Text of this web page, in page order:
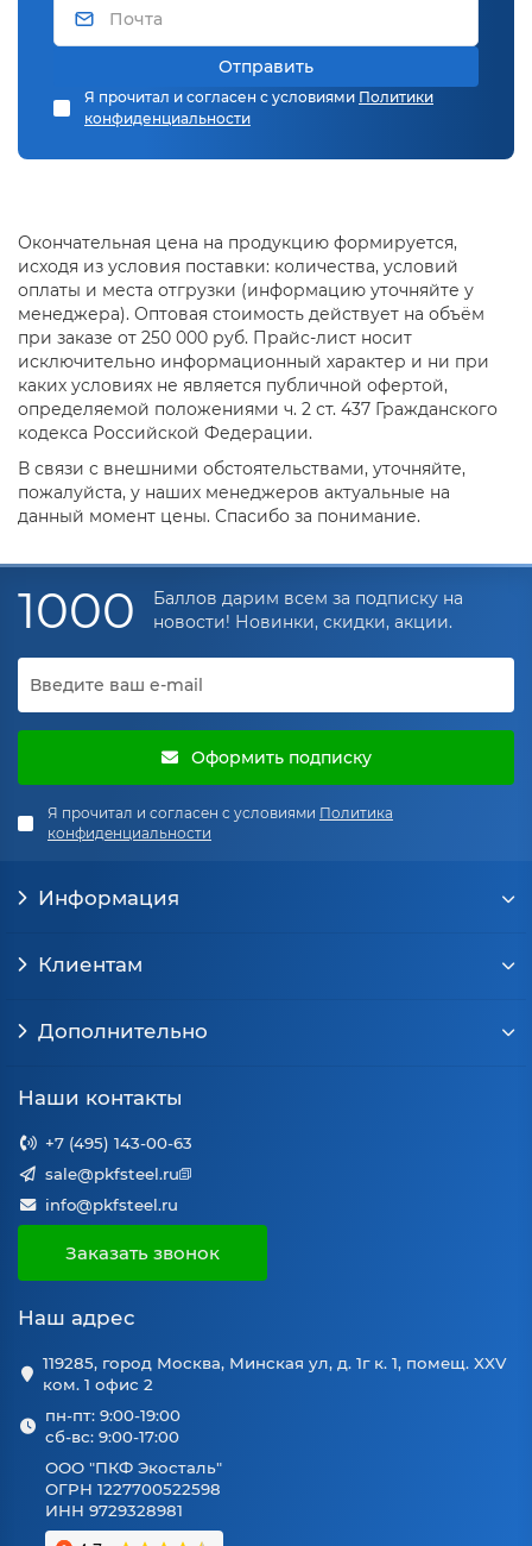
Отправить
Я прочитал и согласен с условиями Политики
конфиденциальности
Окончательная цена на продукцию формируется,
исходя из условия поставки: количества, условий
оплаты и места отгрузки (информацию уточняйте у
менеджера). Оптовая стоимость действует на объём
при заказе от 250 000 руб. Прайс-лист носит
исключительно информационный характер и ни при
каких условиях не является публичной офертой,
определяемой положениями ч. 2 ст. 437 Гражданского
кодекса Российской Федерации.
В связи с внешними обстоятельствами, уточняйте,
пожалуйста, у наших менеджеров актуальные на
данный момент цены. Спасибо за понимание.
1000
Баллов дарим всем за подписку на
новости! Новинки, скидки, акции.
Оформить подписку
Я прочитал и согласен с условиями Политика
конфиденциальности
Информация
Клиентам
Дополнительно
Наши контакты
+7 (495) 143-00-63
sale@pkfsteel.ru
info@pkfsteel.ru
Заказать звонок
Наш адрес
119285, город Москва, Минская ул, д. 1г к. 1, помещ. XXV
ком. 1 офис 2
пн-пт: 9:00-19:00
сб-вс: 9:00-17:00
ООО "ПКФ Экосталь"
ОГРН 1227700522598
ИНН 9729328981